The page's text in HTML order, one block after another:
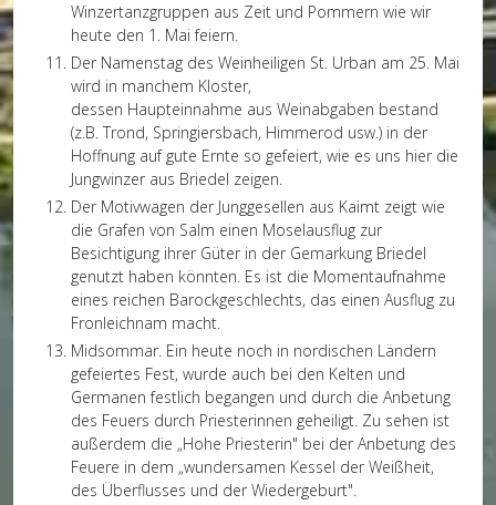
Winzertanzgruppen aus Zeit und Pommern wie wir
heute den 1. Mai feiern.
Der Namenstag des Weinheiligen St. Urban am 25. Mai
wird in manchem Kloster,
dessen Haupteinnahme aus Weinabgaben bestand
(z.B. Trond, Springiersbach, Himmerod usw.) in der
Hoffnung auf gute Ernte so gefeiert, wie es uns hier die
Jungwinzer aus Briedel zeigen.
Der Motivwagen der Junggesellen aus Kaimt zeigt wie
die Grafen von Salm einen Moselausflug zur
Besichtigung ihrer Güter in der Gemarkung Briedel
genutzt haben könnten. Es ist die Momentaufnahme
eines reichen Barockgeschlechts, das einen Ausflug zu
Fronleichnam macht.
Midsommar. Ein heute noch in nordischen Ländern
gefeiertes Fest, wurde auch bei den Kelten und
Germanen festlich begangen und durch die Anbetung
des Feuers durch Priesterinnen geheiligt. Zu sehen ist
außerdem die „Hohe Priesterin" bei der Anbetung des
Feuere in dem „wundersamen Kessel der Weißheit,
des Überflusses und der Wiedergeburt".